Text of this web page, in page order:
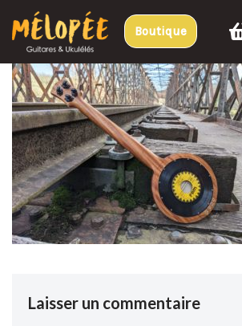
Aller
au
contenu
Boutique
Laisser un commentaire